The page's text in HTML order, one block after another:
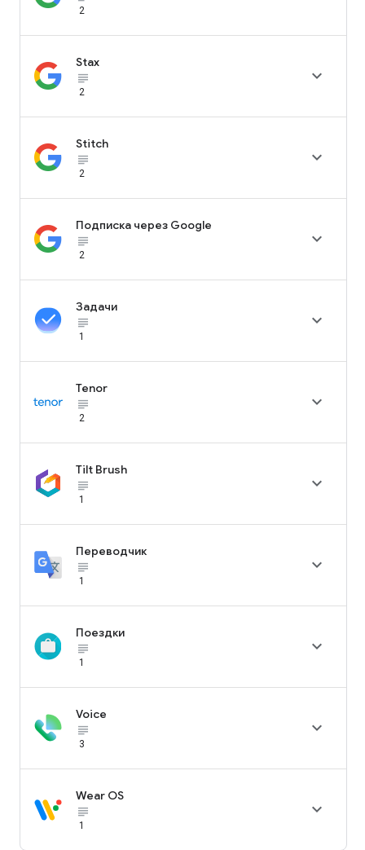
2
Stax
subject_black
2

Stitch
subject_black
2

Подписка через Google
subject_black
2

Задачи
subject_black
1

Tenor
subject_black
2

Tilt Brush
subject_black
1

Переводчик
subject_black
1

Поездки
subject_black
1

Voice
subject_black
3

Wear OS
subject_black
1
